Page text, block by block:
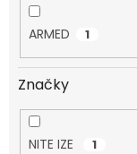
ARMED 1
Značky
NITE IZE 1